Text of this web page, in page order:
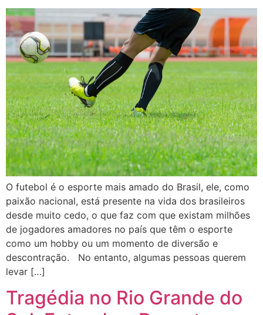
O futebol é o esporte mais amado do Brasil, ele, como
paixão nacional, está presente na vida dos brasileiros
desde muito cedo, o que faz com que existam milhões
de jogadores amadores no país que têm o esporte
como um hobby ou um momento de diversão e
descontração. No entanto, algumas pessoas querem
levar […]
Tragédia no Rio Grande do